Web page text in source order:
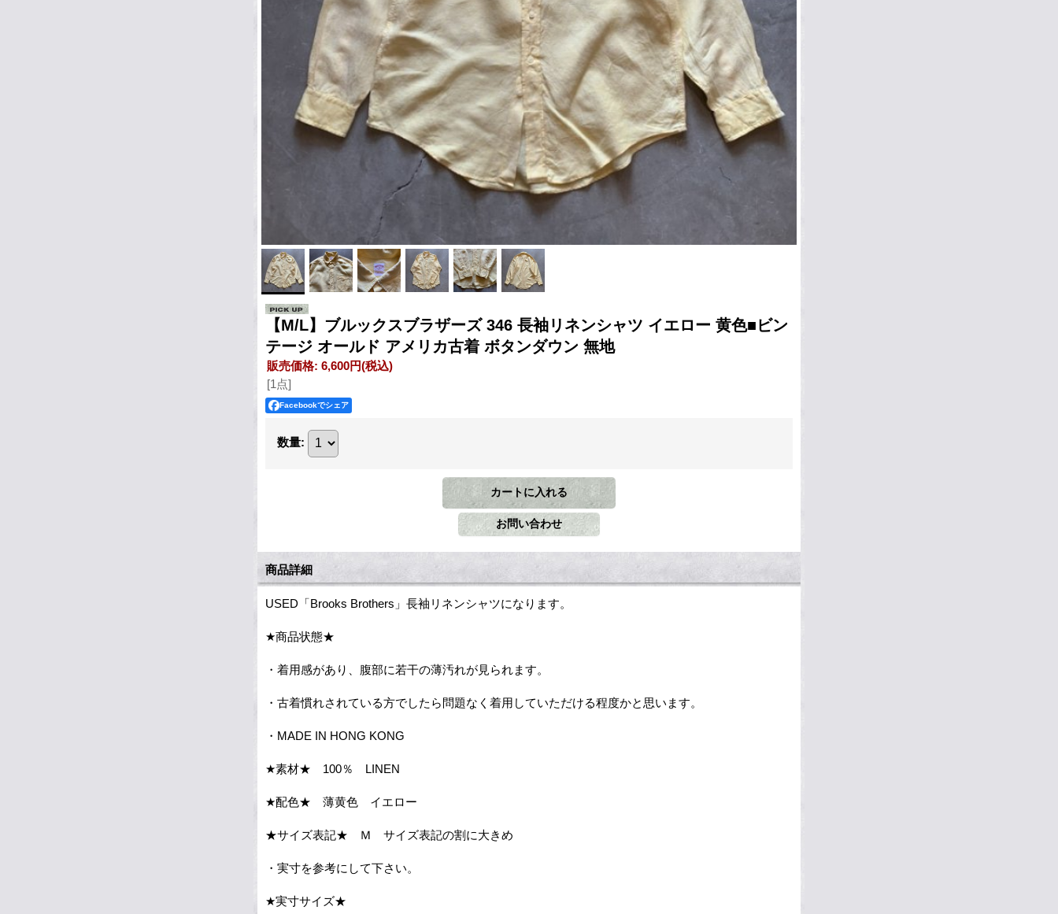
【M/L】ブルックスブラザーズ 346 長袖リネンシャツ イエロー 黄色■ビン
テージ オールド アメリカ古着 ボタンダウン 無地
販売価格: 6,600円(税込)
[1点]
Facebookでシェア
数量:
商品詳細
USED「Brooks Brothers」長袖リネンシャツになります。
★商品状態★
・着用感があり、腹部に若干の薄汚れが見られます。
・古着慣れされている方でしたら問題なく着用していただける程度かと思います。
・MADE IN HONG KONG
★素材★ 100％ LINEN
★配色★ 薄黄色 イエロー
★サイズ表記★ Ｍ サイズ表記の割に大きめ
・実寸を参考にして下さい。
★実寸サイズ★